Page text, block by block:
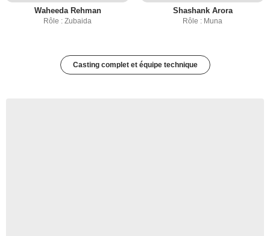
Waheeda Rehman
Rôle : Zubaida
Shashank Arora
Rôle : Muna
Casting complet et équipe technique